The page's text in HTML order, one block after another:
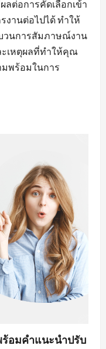
ลต่อการคัดเลือกเข้า
งานต่อไปได้ ทำให้
วนการสัมภาษณ์งาน
เหตุผลที่ทำให้คุณ
มพร้อมในการ
อมคำแนะนำปรับ